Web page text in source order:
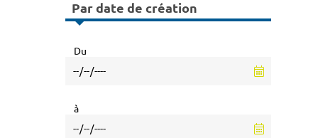
Par date de création
Du
à